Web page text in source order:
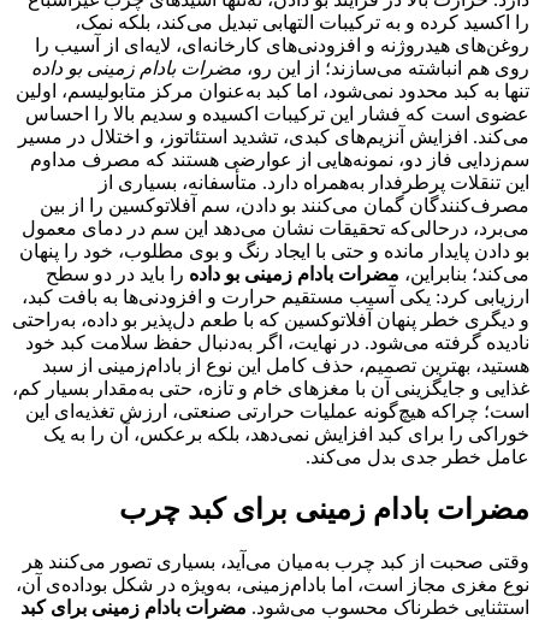
را اکسید کرده و به ترکیبات التهابی تبدیل می‌کند، بلکه نمک،
روغن‌های هیدروژنه و افزودنی‌های کارخانه‌ای، لایه‌ای از آسیب را
روی هم انباشته می‌سازند؛ از این رو، مضرات بادام زمینی بو داده
تنها به کبد محدود نمی‌شود، اما کبد به‌عنوان مرکز متابولیسم، اولین
عضوی است که فشار این ترکیبات اکسیده و سدیم بالا را احساس
می‌کند. افزایش آنزیم‌های کبدی، تشدید استئاتوز، و اختلال در مسیر
سم‌زدایی فاز دو، نمونه‌هایی از عوارضی هستند که مصرف مداوم
این تنقلات پرطرفدار به‌همراه دارد. متأسفانه، بسیاری از
مصرف‌کنندگان گمان می‌کنند بو دادن، سم آفلاتوکسین را از بین
می‌برد، درحالی‌که تحقیقات نشان می‌دهد این سم در دمای معمول
بو دادن پایدار مانده و حتی با ایجاد رنگ و بوی مطلوب، خود را پنهان
می‌کند؛ بنابراین، مضرات بادام زمینی بو داده را باید در دو سطح
ارزیابی کرد: یکی آسیب مستقیم حرارت و افزودنی‌ها به بافت کبد،
و دیگری خطر پنهان آفلاتوکسین که با طعم دل‌پذیر بو داده، به‌راحتی
نادیده گرفته می‌شود. در نهایت، اگر به‌دنبال حفظ سلامت کبد خود
هستید، بهترین تصمیم، حذف کامل این نوع از بادام‌زمینی از سبد
غذایی و جایگزینی آن با مغزهای خام و تازه، حتی به‌مقدار بسیار کم،
است؛ چراکه هیچ‌گونه عملیات حرارتی صنعتی، ارزش تغذیه‌ای این
خوراکی را برای کبد افزایش نمی‌دهد، بلکه برعکس، آن را به یک
عامل خطر جدی بدل می‌کند.
مضرات بادام زمینی برای کبد چرب
وقتی صحبت از کبد چرب به‌میان می‌آید، بسیاری تصور می‌کنند هر
نوع مغزی مجاز است، اما بادام‌زمینی، به‌ویژه در شکل بو‌داده‌ی آن،
استثنایی خطرناک محسوب می‌شود. مضرات بادام زمینی برای کبد